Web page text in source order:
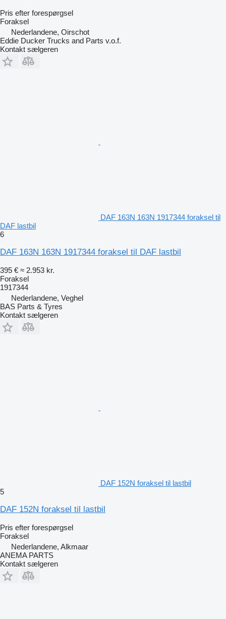
Pris efter forespørgsel
Foraksel
Nederlandene, Oirschot
Eddie Ducker Trucks and Parts v.o.f.
Kontakt sælgeren
DAF 163N 163N 1917344 foraksel til
DAF lastbil
6
DAF 163N 163N 1917344 foraksel til DAF lastbil
395 € ≈ 2.953 kr.
Foraksel
1917344
Nederlandene, Veghel
BAS Parts & Tyres
Kontakt sælgeren
DAF 152N foraksel til lastbil
5
DAF 152N foraksel til lastbil
Pris efter forespørgsel
Foraksel
Nederlandene, Alkmaar
ANEMA PARTS
Kontakt sælgeren